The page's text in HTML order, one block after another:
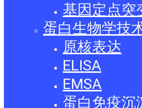
基因定点突
蛋白生物学技
原核表达
ELISA
EMSA
蛋白免疫沉